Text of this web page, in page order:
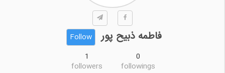
فاطمه ذبیح پور
Follow
0
followings
1
followers